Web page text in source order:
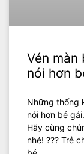
Vén màn
nói hơn
Những thống
nói hơn bé
Hãy cùng
nhé! ??? Trẻ